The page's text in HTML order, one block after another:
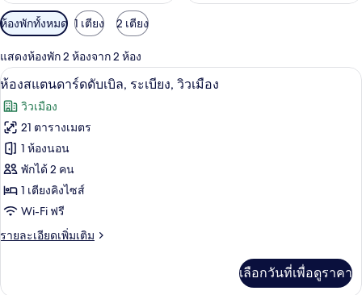
ตัว
กรอง
ที่
มี
ให้
สำหรับ
ห้อง
พัก
ห้องพักทั้งหมด 1 เตียง 2 เตียง
แสดงห้องพัก 2 ห้องจาก 2 ห้อง
เปิด
ภาพถ่าย
ทั้งหมด
ของ
ห้อง
สแตนดาร์ด
ดับเบิล,
ระเบียง,
เมือง
ห้องสแตนดาร์ดดับเบิล, ระเบียง, วิวเ
5
ห้องสแตนดาร์ดดับเบิล, ระเบียง, วิวเมือง
วิวเมือง
21 ตารางเมตร
1 ห้องนอน
พักได้ 2 คน
1 เตียงคิงไซส์
Wi-Fi ฟรี
รายละเอียดเพิ่มเติม
ราย
เลือกวันที่เพื่อดูราคา